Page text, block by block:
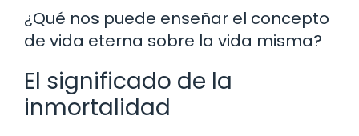
¿Qué nos puede enseñar el concepto
de vida eterna sobre la vida misma?
El significado de la
inmortalidad